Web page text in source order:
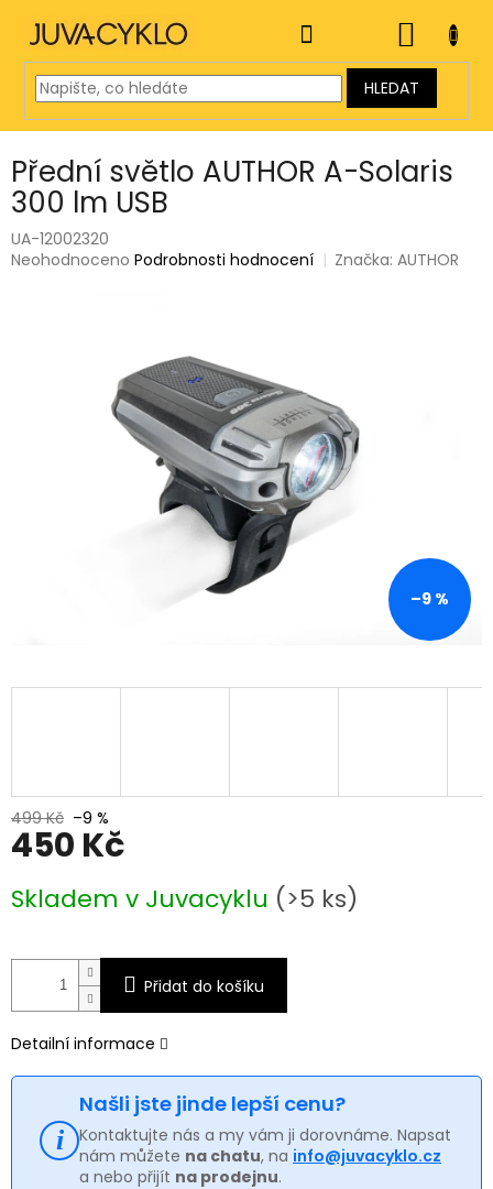
obsah
HLEDAT
KOŠÍK
Přední světlo AUTHOR A-Solaris
300 lm USB
UA-12002320
Průměrné
Neohodnoceno Podrobnosti hodnocení Značka:AUTHOR
–9 %
499 Kč –9 %
450 Kč
cena:
Skladem v Juvacyklu (>5 ks)
Přidat do košíku
Detailní informace
Našli jste jinde lepší cenu?
Kontaktujte nás a my vám ji dorovnáme. Napsat
nám můžete na chatu, na info@juvacyklo.cz
a nebo přijít na prodejnu.